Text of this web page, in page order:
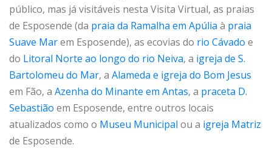
público, mas já visitáveis nesta Visita Virtual, as praias
de Esposende (da praia da Ramalha em Apúlia à praia
Suave Marem Esposende), as ecovias do rio Cávado e
do Litoral Norte ao longo do rio Neiva, a igreja de S.
Bartolomeu do Mar, a Alameda e igreja do Bom Jesus
em Fão, a Azenha do Minante em Antas, a praceta D.
Sebastião em Esposende, entre outros locais
atualizados como o Museu Municipal ou a igreja Matriz
de Esposende.